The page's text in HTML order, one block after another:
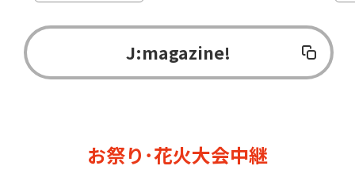
J:magazine!
お祭り･花火大会中継